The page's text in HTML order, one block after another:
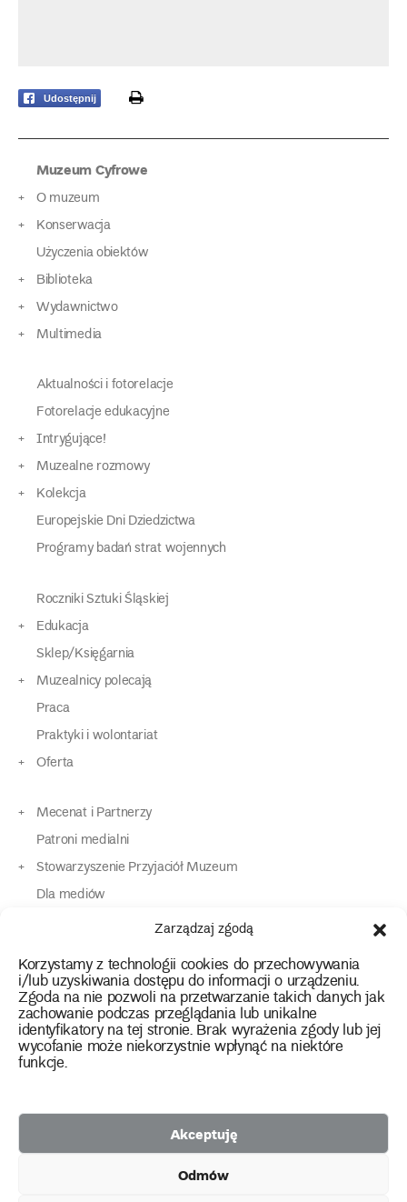
Zarządzaj zgodą
Korzystamy z technologii cookies do przechowywania
i/lub uzyskiwania dostępu do informacji o urządzeniu.
Zgoda na nie pozwoli na przetwarzanie takich danych jak
zachowanie podczas przeglądania lub unikalne
identyfikatory na tej stronie. Brak wyrażenia zgody lub jej
wycofanie może niekorzystnie wpłynąć na niektóre
funkcje.
Akceptuję
Odmów
Udostępnij print
Muzeum Cyfrowe
O muzeum
Konserwacja
Użyczenia obiektów
Biblioteka
Wydawnictwo
Multimedia
Aktualności i fotorelacje
Fotorelacje edukacyjne
Intrygujące!
Muzealne rozmowy
Kolekcja
Europejskie Dni Dziedzictwa
Programy badań strat wojennych
Roczniki Sztuki Śląskiej
Edukacja
Sklep/Księgarnia
Muzealnicy polecają
Praca
Praktyki i wolontariat
Oferta
Mecenat i Partnerzy
Patroni medialni
Stowarzyszenie Przyjaciół Muzeum
Dla mediów
Dla osób o specjalnych potrzebach
Kontakt
instagram
twitterfacebookyoutube
tiktok
2026 Copyright by Muzeum Narodowe we Wrocławiu
Polityka prywatności
Facebookfacebook